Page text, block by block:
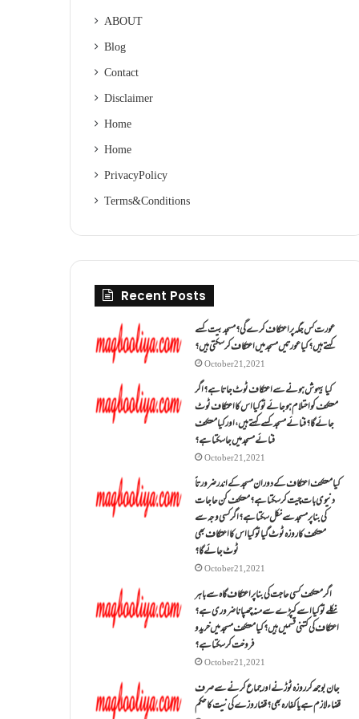
ABOUT
Blog
Contact
Disclaimer
Home
Home
Privacy Policy
Terms & Conditions
Recent Posts
عورت کس جگہ پر اعتکاف کرے گی؟مسجد بیت کسے
کہتے ہیں؟کیا عورتیں مسجد میں اعتکاف کر سکتی ہیں؟
October 21, 2021
کیا بیہوش ہونے سے اعتکاف ٹوٹ جاتا ہے؟ اگر
معتکف کو احتلام ہو جائے تو کیا اس کا اعتکاف ٹوٹ
جائے گا؟فنائے مسجد کسے کہتے ہیں ، اور کیا معتکف
فنائے مسجد میں جا سکتا ہے؟
October 21, 2021
کیا معتکف اعتکاف کے دوران مسجد کے اندر ضرورتاً
دنیوی بات چیت کر سکتا ہے؟معتکف کن حاجات
کی بنا پر مسجد سے نکل سکتا ہے؟ اگر کسی وجہ سے
معتکف کا روزہ ٹوٹ گیا تو کیا اس کا اعتکاف بھی
ٹوٹ جائے گا؟
October 21, 2021
اگر معتکف کسی حاجت کی بنا پر اعتکاف گاہ سے باہر
نکلے تو کیا اسے کپڑے سے منہ چھپانا ضروری ہے؟
اعتکاف کی کتنی قسمیں ہیں؟کیا معتکف مسجد میں خرید و
فروخت کر سکتا ہے؟
October 21, 2021
جان بوجھ کر روزہ ٹوڑنے اور جماع کرنے سے صرف
قضاء لازم ہے یا کفارہ بھی؟ قضا روزے کی نیت کا حکم